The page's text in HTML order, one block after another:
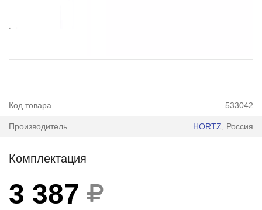
Код товара 533042
Производитель HORTZ , Россия
Комплектация
3 387